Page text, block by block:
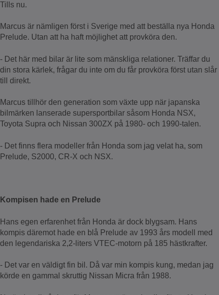
Tills nu.
Marcus är nämligen först i Sverige med att beställa nya Honda
Prelude. Utan att ha haft möjlighet att provköra den.
- Det här med bilar är lite som mänskliga relationer. Träffar du
din stora kärlek, frågar du inte om du får provköra först utan slår
till direkt.
Marcus tillhör den generation som växte upp när japanska
bilmärken lanserade supersportbilar såsom Honda NSX,
Toyota Supra och Nissan 300ZX på 1980- och 1990-talen.
- Det finns flera modeller från Honda som jag velat ha, som
Prelude, S2000, CR-X och NSX.
Kompisen hade en Prelude
Hans egen erfarenhet från Honda är dock blygsam. Hans
kompis däremot hade en blå Prelude av 1993 års modell med
den legendariska 2,2-liters VTEC-motorn på 185 hästkrafter.
- Det var en väldigt fin bil. Då var min kompis kung, medan jag
körde en gammal skruttig Nissan Micra från 1988.